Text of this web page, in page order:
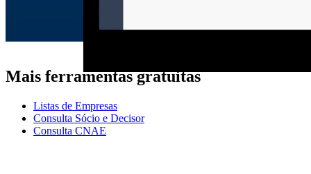
Mais ferramentas gratuitas
Listas de Empresas
Consulta Sócio e Decisor
Consulta CNAE